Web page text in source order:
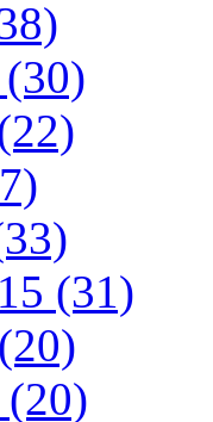
(30)
(31)
(20)